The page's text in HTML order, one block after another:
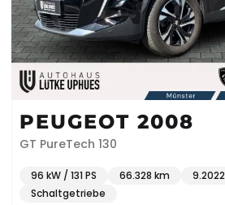
PEUGEOT 2008
GT PureTech 130
96 kW / 131 PS 66.328 km 9.2022
Schaltgetriebe